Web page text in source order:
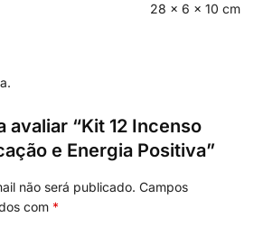
28 × 6 × 10 cm
avaliar “Kit 12 Incenso
e Energia Positiva”
não será publicado. Campos
com *